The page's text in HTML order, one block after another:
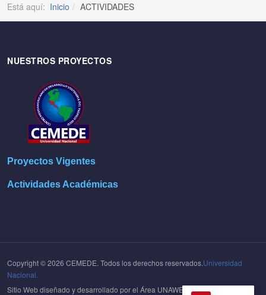
Está aquí: Inicio ACTIVIDADES
NUESTROS PROYECTOS
Proyectos Vigentes
Actividades Académicas
Copyright © 2026 CEMEDE. Todos los derechos reservados.Universidad
Nacional.
Sitio Web diseñado y desarrollado por el Área UNAWEB delCentro de